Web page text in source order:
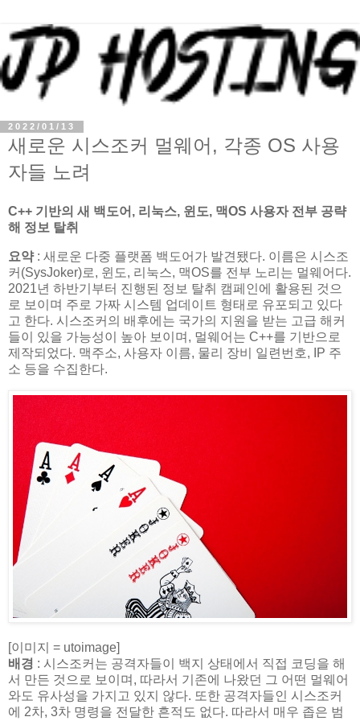
2022/01/13
새로운 시스조커 멀웨어, 각종 OS 사용
자들 노려
C++ 기반의 새 백도어, 리눅스, 윈도, 맥OS 사용자 전부 공략
해 정보 탈취
요약: 새로운 다중 플랫폼 백도어가 발견됐다. 이름은 시스조
커(SysJoker)로, 윈도, 리눅스, 맥OS를 전부 노리는 멀웨어다.
2021년 하반기부터 진행된 정보 탈취 캠페인에 활용된 것으
로 보이며 주로 가짜 시스템 업데이트 형태로 유포되고 있다
고 한다. 시스조커의 배후에는 국가의 지원을 받는 고급 해커
들이 있을 가능성이 높아 보이며, 멀웨어는 C++를 기반으로
제작되었다. 맥주소, 사용자 이름, 물리 장비 일련번호, IP 주
소 등을 수집한다.
[이미지 = utoimage]
배경 : 시스조커는 공격자들이 백지 상태에서 직접 코딩을 해
서 만든 것으로 보이며, 따라서 기존에 나왔던 그 어떤 멀웨어
와도 유사성을 가지고 있지 않다. 또한 공격자들인 시스조커
에 2차, 3차 명령을 전달한 흔적도 없다. 따라서 매우 좁은 범